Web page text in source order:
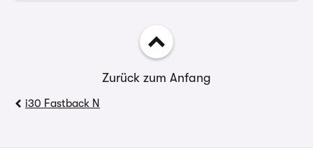
Zurück zum Anfang
i30 Fastback N